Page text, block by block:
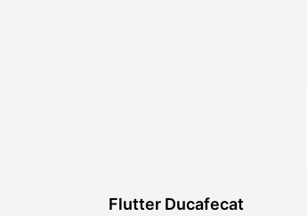
Flutter Ducafecat